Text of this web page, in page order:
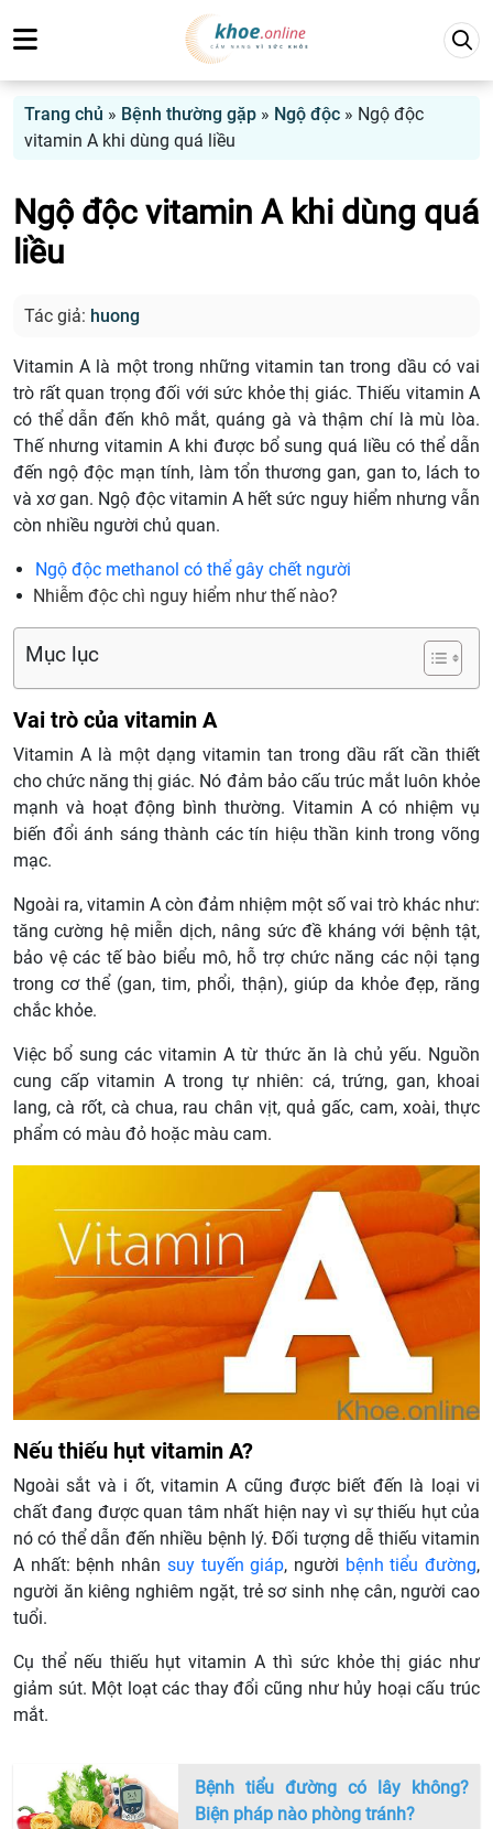
Trang chủ » Bệnh thường gặp » Ngộ độc » Ngộ độc
vitamin A khi dùng quá liều
Ngộ độc vitamin A khi dùng quá
liều
Tác giả: huong
Vitamin A là một trong những vitamin tan trong dầu có vai
trò rất quan trọng đối với sức khỏe thị giác. Thiếu vitamin A
có thể dẫn đến khô mắt, quáng gà và thậm chí là mù lòa.
Thế nhưng vitamin A khi được bổ sung quá liều có thể dẫn
đến ngộ độc mạn tính, làm tổn thương gan, gan to, lách to
và xơ gan. Ngộ độc vitamin A hết sức nguy hiểm nhưng vẫn
còn nhiều người chủ quan.
Ngộ độc methanol có thể gây chết người
Nhiễm độc chì nguy hiểm như thế nào?
Mục lục
Vai trò của vitamin A
Vitamin A là một dạng vitamin tan trong dầu rất cần thiết
cho chức năng thị giác. Nó đảm bảo cấu trúc mắt luôn khỏe
mạnh và hoạt động bình thường. Vitamin A có nhiệm vụ
biến đổi ánh sáng thành các tín hiệu thần kinh trong võng
mạc.
Ngoài ra, vitamin A còn đảm nhiệm một số vai trò khác như:
tăng cường hệ miễn dịch, nâng sức đề kháng với bệnh tật,
bảo vệ các tế bào biểu mô, hỗ trợ chức năng các nội tạng
trong cơ thể (gan, tim, phổi, thận), giúp da khỏe đẹp, răng
chắc khỏe.
Việc bổ sung các vitamin A từ thức ăn là chủ yếu. Nguồn
cung cấp vitamin A trong tự nhiên: cá, trứng, gan, khoai
lang, cà rốt, cà chua, rau chân vịt, quả gấc, cam, xoài, thực
phẩm có màu đỏ hoặc màu cam.
Nếu thiếu hụt vitamin A?
Ngoài sắt và i ốt, vitamin A cũng được biết đến là loại vi
chất đang được quan tâm nhất hiện nay vì sự thiếu hụt của
nó có thể dẫn đến nhiều bệnh lý. Đối tượng dễ thiếu vitamin
A nhất: bệnh nhân suy tuyến giáp, người bệnh tiểu đường,
người ăn kiêng nghiêm ngặt, trẻ sơ sinh nhẹ cân, người cao
tuổi.
Cụ thể nếu thiếu hụt vitamin A thì sức khỏe thị giác như
giảm sút. Một loạt các thay đổi cũng như hủy hoại cấu trúc
mắt.
Bệnh tiểu đường có lây không?
Biện pháp nào phòng tránh?